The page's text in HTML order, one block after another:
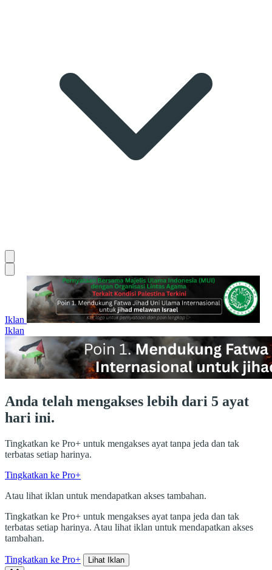
Iklan
Iklan
Anda telah mengakses lebih dari 5 ayat
hari ini.
Tingkatkan ke Pro+ untuk mengakses ayat tanpa jeda dan tak
terbatas setiap harinya.
Tingkatkan ke Pro+
Atau lihat iklan untuk mendapatkan akses tambahan.
Tingkatkan ke Pro+ untuk mengakses ayat tanpa jeda dan tak
terbatas setiap harinya. Atau lihat iklan untuk mendapatkan akses
tambahan.
Tingkatkan ke Pro+ Lihat Iklan